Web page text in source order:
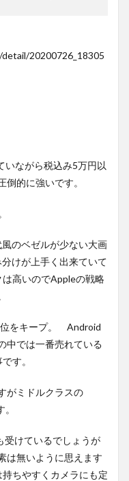
20200726_18305
いながら税込み5万円以
的に強いです。
のベゼルが少ない大画
けが上手く出来ていて
高いのでAppleの戦略
位をキープ。 Android
中では一番売れている
す。
がミドルクラスの
受けているでしょうが
は無いように思えます
ちやすくカメラにも定